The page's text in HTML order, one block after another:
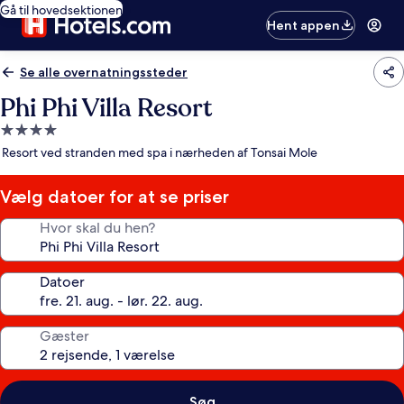
Gå til hovedsektionen
Hent appen
Se alle overnatningssteder
Phi Phi Villa Resort
4.0-
stjernet
Resort ved stranden med spa i nærheden af Tonsai Mole
Vælg datoer for at se priser
Hvor skal du hen?
Datoer
Gæster